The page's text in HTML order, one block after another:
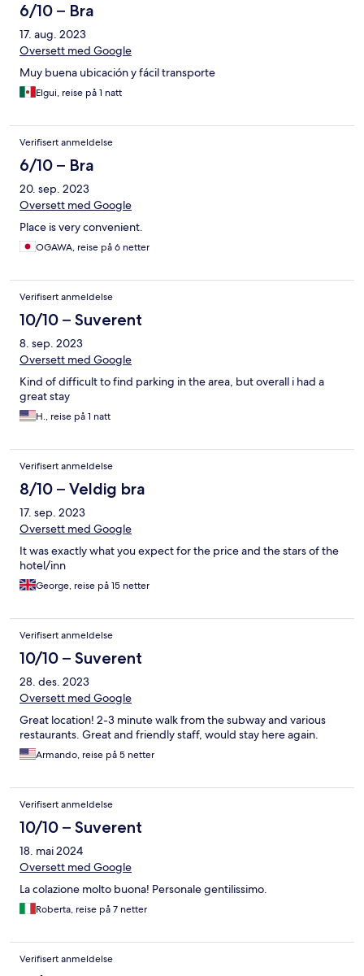
6/10 – Bra
17. aug. 2023
Oversett med Google
Muy buena ubicación y fácil transporte
Elgui, reise på 1 natt
Verifisert anmeldelse
6/10 – Bra
20. sep. 2023
Oversett med Google
Place is very convenient.
OGAWA, reise på 6 netter
Verifisert anmeldelse
10/10 – Suverent
8. sep. 2023
Oversett med Google
Kind of difficult to find parking in the area, but overall i had a
great stay
H., reise på 1 natt
Verifisert anmeldelse
8/10 – Veldig bra
17. sep. 2023
Oversett med Google
It was exactly what you expect for the price and the stars of the
hotel/inn
George, reise på 15 netter
Verifisert anmeldelse
10/10 – Suverent
28. des. 2023
Oversett med Google
Great location! 2-3 minute walk from the subway and various
restaurants. Great and friendly staff, would stay here again.
Armando, reise på 5 netter
Verifisert anmeldelse
10/10 – Suverent
18. mai 2024
Oversett med Google
La colazione molto buona! Personale gentilissimo.
Roberta, reise på 7 netter
Verifisert anmeldelse